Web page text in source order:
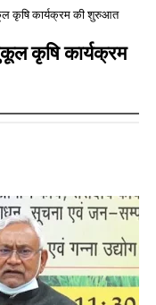
कृषि कार्यक्रम की शुरुआत
कृषि कार्यक्रम